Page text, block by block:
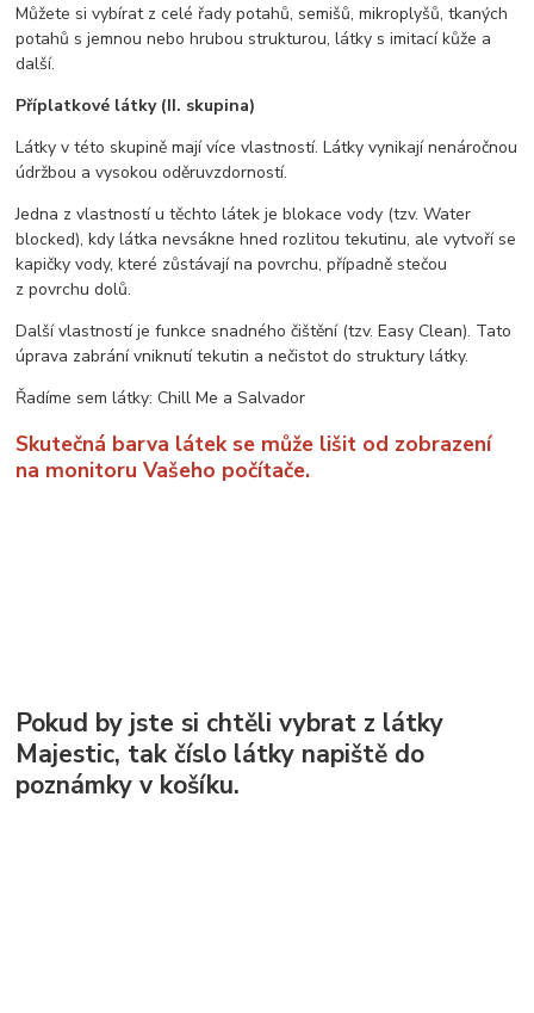
Můžete si vybírat z celé řady potahů, semišů, mikroplyšů, tkaných
potahů s jemnou nebo hrubou strukturou, látky s imitací kůže a
další.
Příplatkové látky (II. skupina)
Látky v této skupině mají více vlastností. Látky vynikají nenáročnou
údržbou a vysokou oděruvzdorností.
Jedna z vlastností u těchto látek je blokace vody (tzv. Water
blocked), kdy látka nevsákne hned rozlitou tekutinu, ale vytvoří se
kapičky vody, které zůstávají na povrchu, případně stečou
z povrchu dolů.
Další vlastností je funkce snadného čištění (tzv. Easy Clean). Tato
úprava zabrání vniknutí tekutin a nečistot do struktury látky.
Řadíme sem látky: Chill Me a Salvador
Skutečná barva látek se může lišit od zobrazení
na monitoru Vašeho počítače.
Pokud by jste si chtěli vybrat z látky
Majestic, tak číslo látky napiště do
poznámky v košíku.